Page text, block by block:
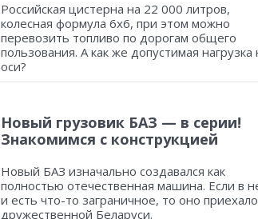
Российская цистерна на 22 000 литров,
колесная формула 6х6, при этом можно
перевозить топливо по дорогам общего
пользования. А как же допустимая нагрузка
оси?
Новый грузовик БАЗ — в серии!
Знакомимся с конструкцией
Новый БАЗ изначально создавался как
полностью отечественная машина. Если в
и есть что-то заграничное, то оно
дружественной Беларуси.